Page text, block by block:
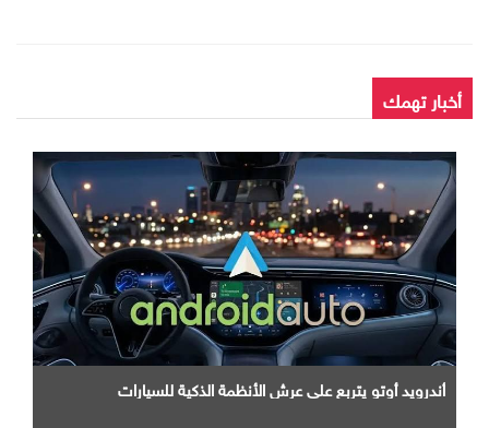
أخبار تهمك
أندرويد أوتو يتربع علي عرش الأنظمة الذكية للسيارات